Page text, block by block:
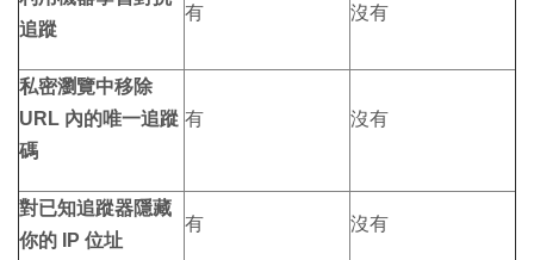
追蹤
有 沒有
私密瀏覽中移除
URL 內的唯一追蹤
碼
有 沒有
對已知追蹤器隱藏
你的 IP 位址
有 沒有